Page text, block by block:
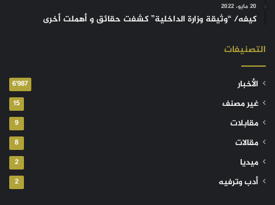
20 مايو، 2022
كيفه/ “وثيقة وزارة الداخلية” كشفت حقائق و أهملت أخرى
التصنيفات
الأخبار 6٬987
غير مصنف 15
مقابلات 9
مقالات 8
ميديا 2
أدب وترفيه 2